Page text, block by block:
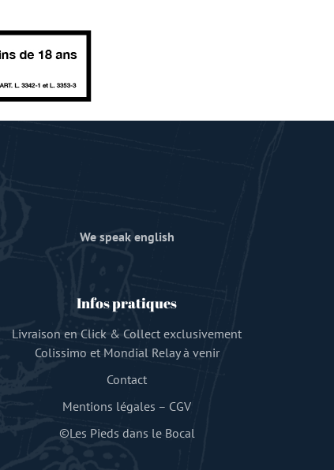
We speak english
Infos pratiques
Livraison en Click & Collect exclusivement
Colissimo et Mondial Relay à venir
Contact
Mentions légales – CGV
©Les Pieds dans le Bocal